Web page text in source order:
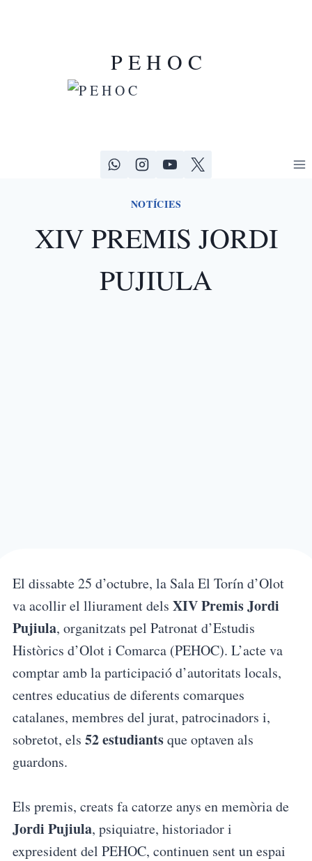
P E H O C
NOTÍCIES
XIV PREMIS JORDI
PUJIULA
El dissabte 25 d’octubre, la Sala El Torín d’Olot
va acollir el lliurament dels XIV Premis Jordi
Pujiula, organitzats pel Patronat d’Estudis
Històrics d’Olot i Comarca (PEHOC). L’acte va
comptar amb la participació d’autoritats locals,
centres educatius de diferents comarques
catalanes, membres del jurat, patrocinadors i,
sobretot, els 52 estudiantsque optaven als
guardons.
Els premis, creats fa catorze anys en memòria de
Jordi Pujiula, psiquiatre, historiador i
expresident del PEHOC, continuen sent un espai